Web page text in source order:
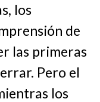
los
de
las primeras
Pero el
los